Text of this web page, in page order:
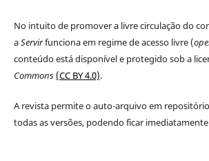
No intuito de promover a livre circulação do
aServirfunciona em regime de acesso livre (
conteúdo está disponível e protegido sob a
Commons(CC BY 4.0).
A revista permite o auto-arquivo em
todas as versões, podendo ficar